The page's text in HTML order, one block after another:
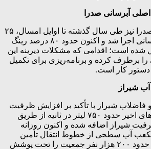
وی ادامه داد: در شهر صدرا نیز طی سال گذشته تا اوایل امسال، ۲۵
کیلومتر خط اصلی آبرسانی اجرا شد و اکنون حدود ۸۰ درصد رینگ
شده است؛ اقدامی که مشکلات دیرینه این
را برطرف کرده و برنامه‌ریزی برای تکمیل
دستور کار است.
شیراز
شیراز با تأکید بر افزایش ظرفیت
تأمین آب گفت: در ماه‌های اخیر حدود ۷۵۰ لیتر در ثانیه از طریق
شیراز اضافه شده و اکنون روزانه
مترمکعب آب سطحی از خطوط انتقال تأمین
می‌شود. این میزان آب حدود ۲۰۰ هزار نفر جمعیت را تحت پوشش